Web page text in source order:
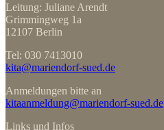
Leitung: Juliane Arendt
Grimmingweg 1a
12107 Berlin
Tel: 030 7413010
kita@mariendorf-sued.de
Anmeldungen bitte an
kitaanmeldung@mariendorf-sued.de
Links und Infos